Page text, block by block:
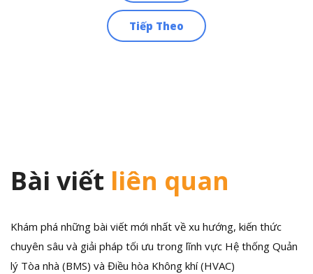
Tiếp Theo
Bài viết liên quan
Khám phá những bài viết mới nhất về xu hướng, kiến thức
chuyên sâu và giải pháp tối ưu trong lĩnh vực Hệ thống Quản
lý Tòa nhà (BMS) và Điều hòa Không khí (HVAC)